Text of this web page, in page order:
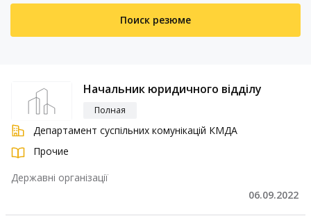
Поиск резюме
Начальник юридичного відділу
Полная
Департамент суспільних комунікацій КМДА
Прочие
Державні організації
06.09.2022